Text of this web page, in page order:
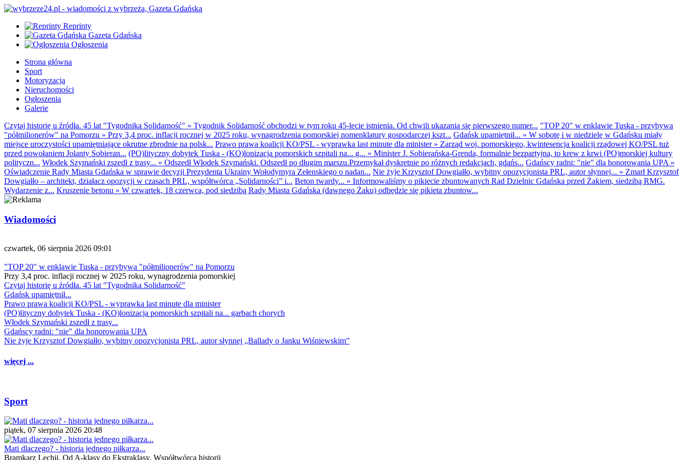
Reprinty
Gazeta Gdańska
Ogłoszenia
Strona główna
Sport
Motoryzacja
Nieruchomości
Ogłoszenia
Galerie
Czytaj historię u źródła. 45 lat "Tygodnika Solidarność" » Tygodnik Solidarność obchodzi w tym roku 45-lecie istnienia. Od chwili ukazania się pierwszego numer... "TOP 20" w enklawie Tuska - przybywa
"półmilionerów" na Pomorzu » Przy 3,4 proc. inflacji rocznej w 2025 roku, wynagrodzenia pomorskiej nomenklatury gospodarczej kszt... Gdańsk upamiętnił... » W sobotę i w niedzielę w Gdańsku miały
miejsce uroczystości upamiętniające okrutne zbrodnie na polsk... Prawo prawa koalicji KO/PSL - wyprawka last minute dla minister» Zarząd woj. pomorskiego, kwintesencja koalicji rządowej KO/PSL tuż
przed powołaniem Jolanty Sobieran... (PO)lityczny dobytek Tuska - (KO)lonizacja pomorskich szpitali na... g... » Minister J. Sobierańska-Grenda, formalnie bezpartyjna, to krew z krwi (PO)morskiej kultury
polityczn... Włodek Szymański zszedł z trasy... » Odszedł Włodek Szymański. Odszedł po długim marszu.Przemykał dyskretnie po różnych redakcjach, gdańs... Gdańscy radni: "nie" dla honorowania UPA »
Oświadczenie Rady Miasta Gdańska w sprawie decyzji Prezydenta Ukrainy Wołodymyra Zełenskiego o nadan... Nie żyje Krzysztof Dowgiałło, wybitny opozycjonista PRL, autor słynnej... » Zmarł Krzysztof
Dowgiałło – architekt, działacz opozycji w czasach PRL, współtwórca „Solidarności” i... Beton twardy... » Informowaliśmy o pikiecie zbuntowanych Rad Dzielnic Gdańska przed Żakiem, siedzibą RMG.
Wydarzenie z... Kruszenie betonu » W czwartek, 18 czerwca, pod siedzibą Rady Miasta Gdańska (dawnego Żaku) odbędzie się pikieta zbuntow...
Wiadomości
czwartek, 06 sierpnia 2026 09:01
"TOP 20" w enklawie Tuska - przybywa "półmilionerów" na Pomorzu
Przy 3,4 proc. inflacji rocznej w 2025 roku, wynagrodzenia pomorskiej
Czytaj historię u źródła. 45 lat "Tygodnika Solidarność"
Gdańsk upamiętnił...
Prawo prawa koalicji KO/PSL - wyprawka last minute dla minister
(PO)lityczny dobytek Tuska - (KO)lonizacja pomorskich szpitali na... garbach chorych
Włodek Szymański zszedł z trasy...
Gdańscy radni: "nie" dla honorowania UPA
Nie żyje Krzysztof Dowgiałło, wybitny opozycjonista PRL, autor słynnej „Ballady o Janku Wiśniewskim”
więcej ...
Sport
piątek, 07 sierpnia 2026 20:48
Mati dlaczego? - historia jednego piłkarza...
Bramkarz Lechii. Od A-klasy do Ekstraklasy. Współtwórca historii